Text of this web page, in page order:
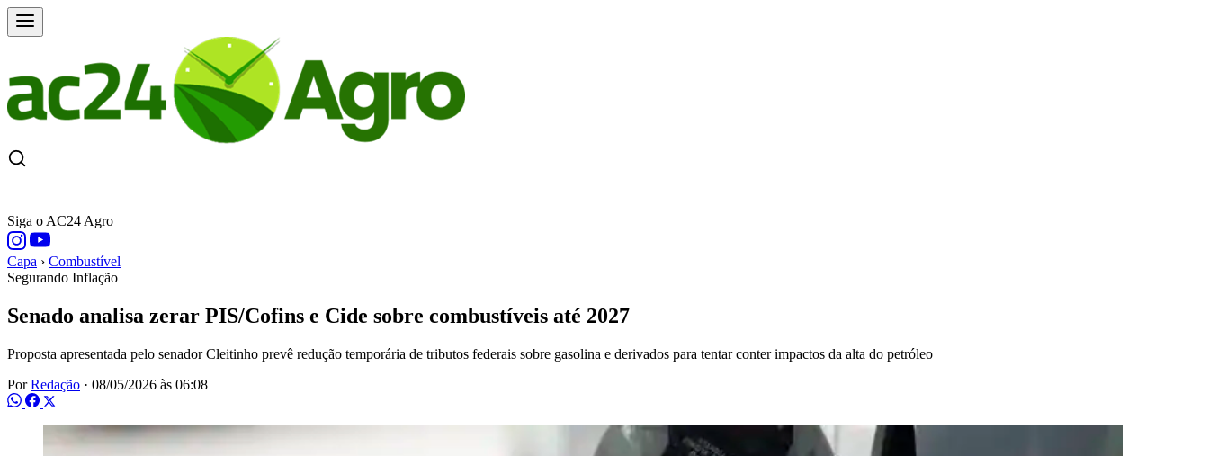
Siga o AC24 Agro
Capa › Combustível
Segurando Inflação
Senado analisa zerar PIS/Cofins e Cide sobre combustíveis até 2027
Proposta apresentada pelo senador Cleitinho prevê redução temporária de tributos federais sobre gasolina e derivados para tentar conter impactos da alta do petróleo
PorRedação · 08/05/2026 às 06:08